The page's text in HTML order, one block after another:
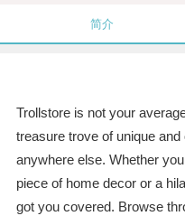
简介
Trollstore is not your
treasure trove of unique
anywhere else. Whether
piece of home decor or a
got you covered. Browse